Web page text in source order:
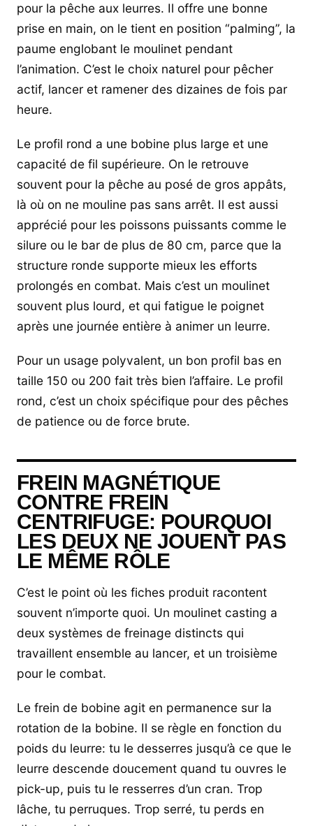
pour la pêche aux leurres. Il offre une bonne
prise en main, on le tient en position “palming”, la
paume englobant le moulinet pendant
l’animation. C’est le choix naturel pour pêcher
actif, lancer et ramener des dizaines de fois par
heure.
Le profil rond a une bobine plus large et une
capacité de fil supérieure. On le retrouve
souvent pour la pêche au posé de gros appâts,
là où on ne mouline pas sans arrêt. Il est aussi
apprécié pour les poissons puissants comme le
silure ou le bar de plus de 80 cm, parce que la
structure ronde supporte mieux les efforts
prolongés en combat. Mais c’est un moulinet
souvent plus lourd, et qui fatigue le poignet
après une journée entière à animer un leurre.
Pour un usage polyvalent, un bon profil bas en
taille 150 ou 200 fait très bien l’affaire. Le profil
rond, c’est un choix spécifique pour des pêches
de patience ou de force brute.
FREIN MAGNÉTIQUE
CONTRE FREIN
CENTRIFUGE: POURQUOI
LES DEUX NE JOUENT PAS
LE MÊME RÔLE
C’est le point où les fiches produit racontent
souvent n’importe quoi. Un moulinet casting a
deux systèmes de freinage distincts qui
travaillent ensemble au lancer, et un troisième
pour le combat.
Le frein de bobine agit en permanence sur la
rotation de la bobine. Il se règle en fonction du
poids du leurre: tu le desserres jusqu’à ce que le
leurre descende doucement quand tu ouvres le
pick-up, puis tu le resserres d’un cran. Trop
lâche, tu perruques. Trop serré, tu perds en